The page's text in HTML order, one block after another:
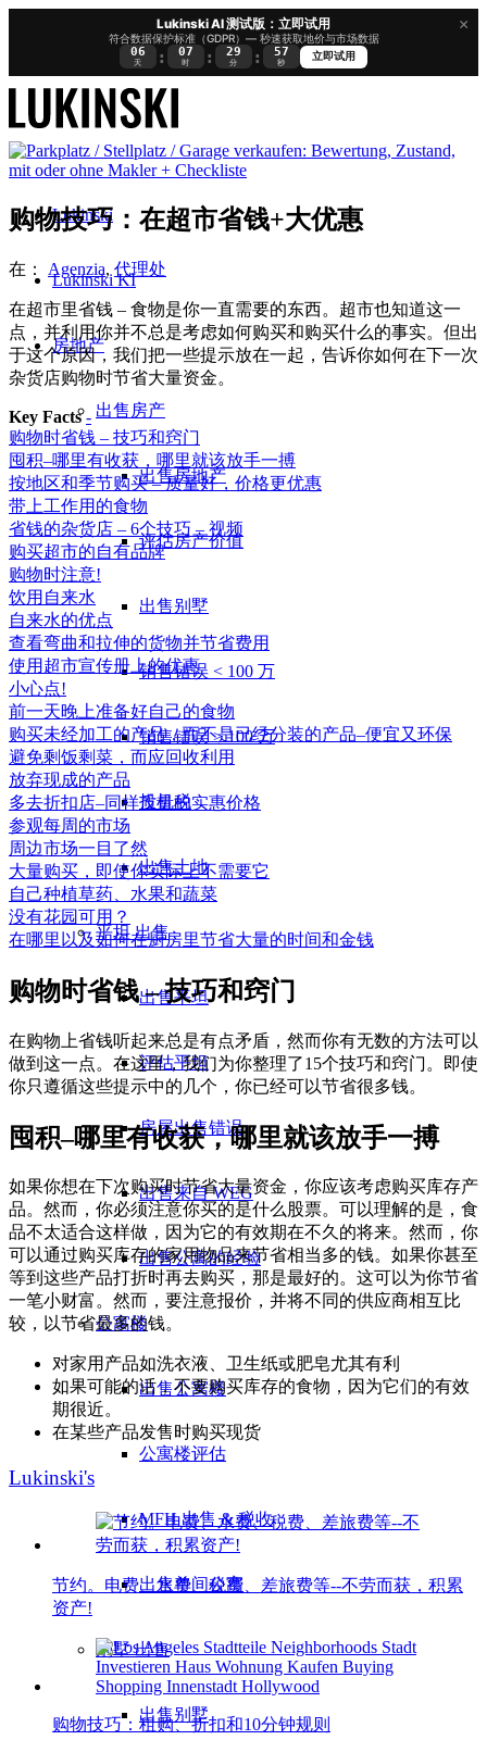
×
Lukinski AI 测试版：立即试用
符合数据保护标准（GDPR）— 秒速获取地价与市场数据
06
天 : 07
时 : 29
分 : 56
秒
立即试用
Lukinski
Lukinski KI
房地产
出售房产
出售房地产
评估房产价值
出售别墅
销售错误 < 100 万
销售错误 > 100 万
投机税
出售土地
平坦出售
出售平坦
评估平坦
房屋出售错误
出售来自 WEG
出售公寓的经验
公寓楼
出售公寓楼
公寓楼评估
MFH 出售 & 税收
出售单间公寓
别墅出售
出售别墅
购物技巧：在超市省钱+大优惠
在： Agenzia, 代理处
在超市里省钱 – 食物是你一直需要的东西。超市也知道这一
点，并利用你并不总是考虑如何购买和购买什么的事实。但出
于这个原因，我们把一些提示放在一起，告诉你如何在下一次
杂货店购物时节省大量资金。
Key Facts -
购物时省钱 – 技巧和窍门
囤积–哪里有收获，哪里就该放手一搏
按地区和季节购买 – 质量好，价格更优惠
带上工作用的食物
省钱的杂货店 – 6个技巧 – 视频
购买超市的自有品牌
购物时注意!
饮用自来水
自来水的优点
查看弯曲和拉伸的货物并节省费用
使用超市宣传册上的优惠
小心点!
前一天晚上准备好自己的食物
购买未经加工的产品，而不是已经分装的产品–便宜又环保
避免剩饭剩菜，而应回收利用
放弃现成的产品
多去折扣店–同样质量的实惠价格
参观每周的市场
周边市场一目了然
大量购买，即使你实际上不需要它
自己种植草药、水果和蔬菜
没有花园可用？
在哪里以及如何在厨房里节省大量的时间和金钱
购物时省钱 – 技巧和窍门
在购物上省钱听起来总是有点矛盾，然而你有无数的方法可以
做到这一点。在这里，我们为你整理了15个技巧和窍门。即使
你只遵循这些提示中的几个，你已经可以节省很多钱。
囤积–哪里有收获，哪里就该放手一搏
如果你想在下次购买时节省大量资金，你应该考虑购买库存产
品。然而，你必须注意你买的是什么股票。可以理解的是，食
品不太适合这样做，因为它的有效期在不久的将来。然而，你
可以通过购买库存的家用物品来节省相当多的钱。如果你甚至
等到这些产品打折时再去购买，那是最好的。这可以为你节省
一笔小财富。然而，要注意报价，并将不同的供应商相互比
较，以节省最多的钱。
对家用产品如洗衣液、卫生纸或肥皂尤其有利
如果可能的话，不要购买库存的食物，因为它们的有效
期很近。
在某些产品发售时购买现货
Lukinski's
节约。电费、水费、税费、差旅费等--不劳而获，积累
资产!
购物技巧：租购、折扣和10分钟规则